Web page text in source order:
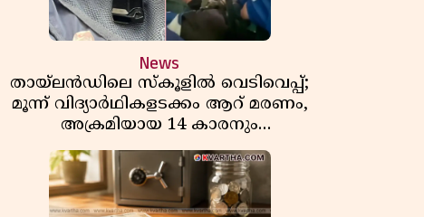
News
തായ്‌ലൻഡിലെ സ്‌കൂളിൽ വെടിവെപ്പ്;
മൂന്ന് വിദ്യാർഥികളടക്കം ആറ് മരണം,
അക്രമിയായ 14 കാരനും
മരിച്ചനിലയിൽ